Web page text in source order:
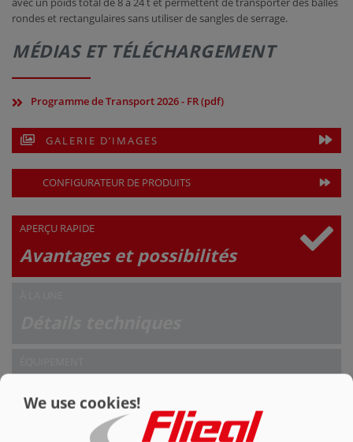
rondes et rectangulaires sans utiliser de sangles de serrage.
MÉDIAS ET TÉLÉCHARGEMENT
Programme de Transport 2026 - FR (pdf)
GALERIE D’IMAGES
CONFIGURATEUR DE PRODUITS
APERÇU RAPIDE
Avantages et possibilités
We use cookies!